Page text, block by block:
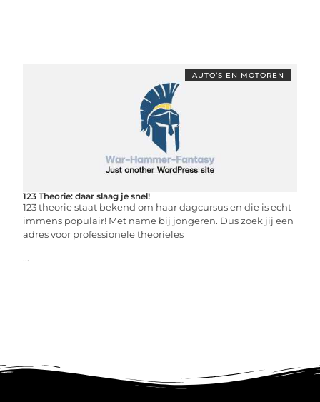
AUTO’S EN MOTOREN
123 Theorie: daar slaag je snel!
123 theorie staat bekend om haar dagcursus en die is echt
immens populair! Met name bij jongeren. Dus zoek jij een
adres voor professionele theorieles
...